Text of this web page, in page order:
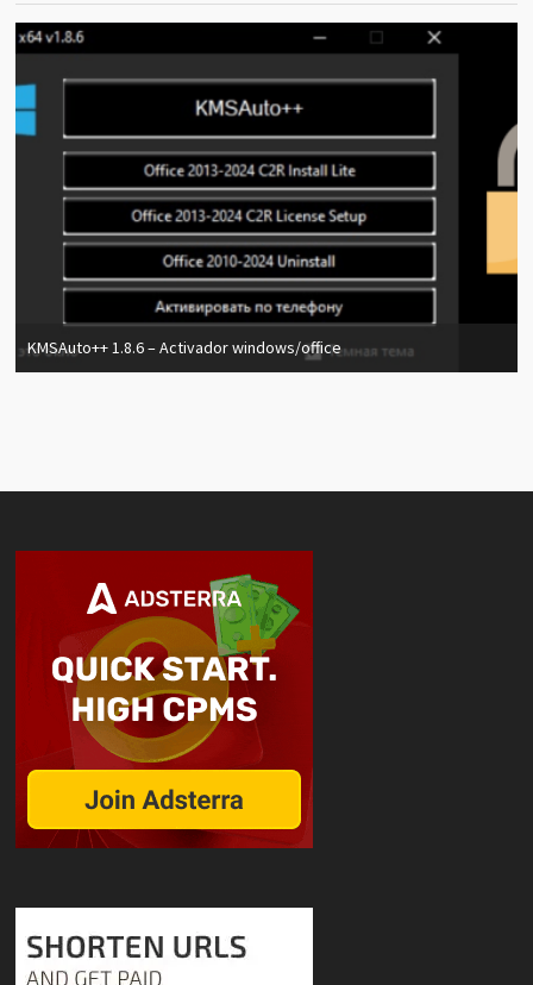
KMSAuto++ 1.8.6 – Activador windows/office